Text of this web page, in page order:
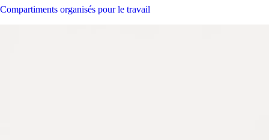
Compartiments organisés pour le travail